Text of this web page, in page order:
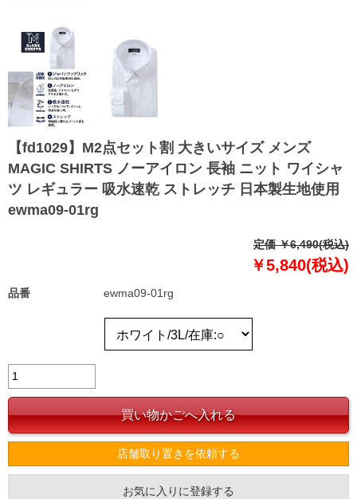
【fd1029】M2点セット割 大きいサイズ メンズ
MAGIC SHIRTS ノーアイロン 長袖 ニット ワイシャ
ツ レギュラー 吸水速乾 ストレッチ 日本製生地使用
ewma09-01rg
定価 ￥6,490(税込)
￥5,840(税込)
品番 ewma09-01rg
店舗取り置きを依頼する
お気に入りに登録する